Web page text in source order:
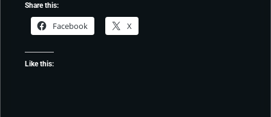
Share this:
Facebook X
Like this: